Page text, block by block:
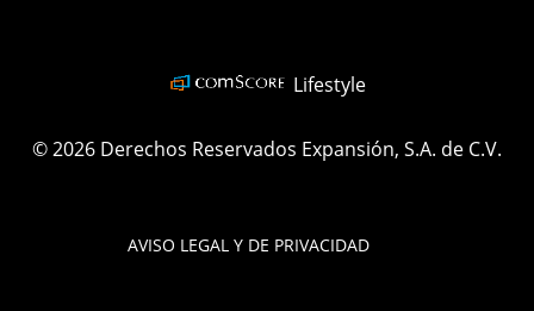
AVISO LEGAL Y DE PRIVACIDAD
Lifestyle
© 2026 Derechos Reservados Expansión, S.A. de C.V.